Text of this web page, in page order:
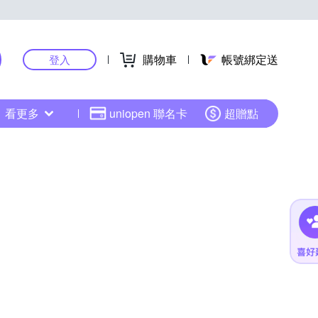
登入 購物車 帳號綁定送
看更多 uniopen 聯名卡 超贈點